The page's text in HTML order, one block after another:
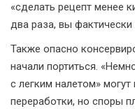
«сделать рецепт менее
два раза, вы
Также опасно
начали портиться.
с легким налетом»
переработки, но споры